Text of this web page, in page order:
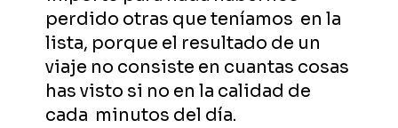
perdido otras que teníamos en la
lista, porque el resultado de un
viaje no consiste en cuantas cosas
has visto si no en la calidad de
cada minutos del día.